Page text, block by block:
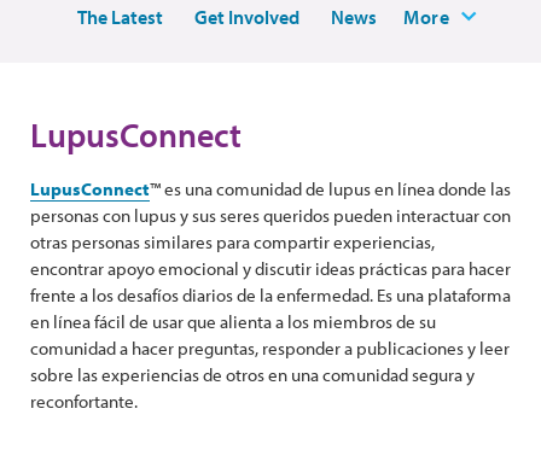
The Latest Get Involved News More
LupusConnect
LupusConnect™ es una comunidad de lupus en línea donde las
personas con lupus y sus seres queridos pueden interactuar con
otras personas similares para compartir experiencias,
encontrar apoyo emocional y discutir ideas prácticas para hacer
frente a los desafíos diarios de la enfermedad. Es una plataforma
en línea fácil de usar que alienta a los miembros de su
comunidad a hacer preguntas, responder a publicaciones y leer
sobre las experiencias de otros en una comunidad segura y
reconfortante.